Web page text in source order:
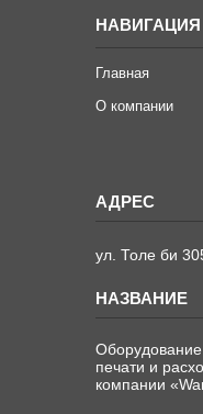
НАВИГАЦИЯ
Главная
О компании
ул. Толе би
печати и
компании